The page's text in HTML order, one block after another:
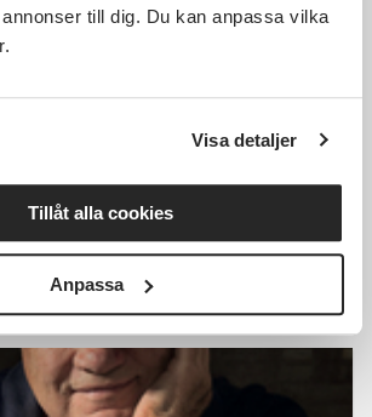
till dig. Du kan anpassa vilka
Visa detaljer
Tillåt alla cookies
Anpassa
- Allas
ons 2026-09-23
4 Tillfällen
anmäl